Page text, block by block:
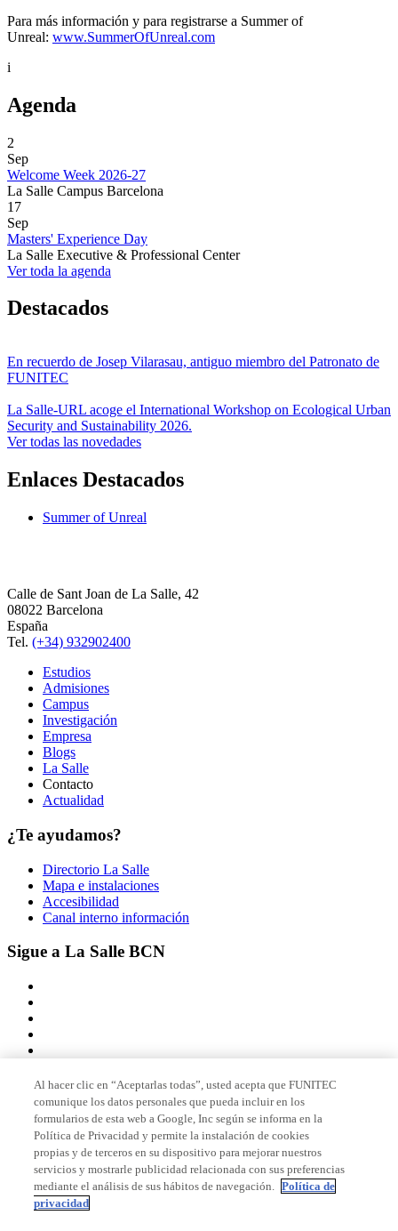
Para más información y para registrarse a Summer of
Unreal: www.SummerOfUnreal.com
i
Agenda
2
Sep
Welcome Week 2026-27
La Salle Campus Barcelona
17
Sep
Masters' Experience Day
La Salle Executive & Professional Center
Ver toda la agenda
Destacados
En recuerdo de Josep Vilarasau, antiguo miembro del Patronato de
FUNITEC
La Salle-URL acoge el International Workshop on Ecological Urban
Security and Sustainability 2026.
Ver todas las novedades
Enlaces Destacados
Summer of Unreal
Calle de Sant Joan de La Salle, 42
08022 Barcelona
España
Tel. (+34) 932902400
Estudios
Admisiones
Campus
Investigación
Empresa
Blogs
La Salle
Contacto
Actualidad
¿Te ayudamos?
Directorio La Salle
Mapa e instalaciones
Accesibilidad
Canal interno información
Sigue a La Salle BCN
Miembro de
Acreditaciones
Al hacer clic en “Aceptarlas todas”, usted acepta que FUNITEC
comunique los datos personales que pueda incluir en los
formularios de esta web a Google, Inc según se informa en la
Política de Privacidad y permite la instalación de cookies
propias y de terceros en su dispositivo para mejorar nuestros
servicios y mostrarle publicidad relacionada con sus preferencias
mediante el análisis de sus hábitos de navegación. Política de
privacidad